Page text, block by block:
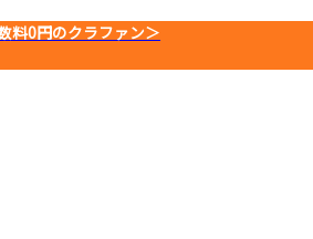
料0円のクラファン＞